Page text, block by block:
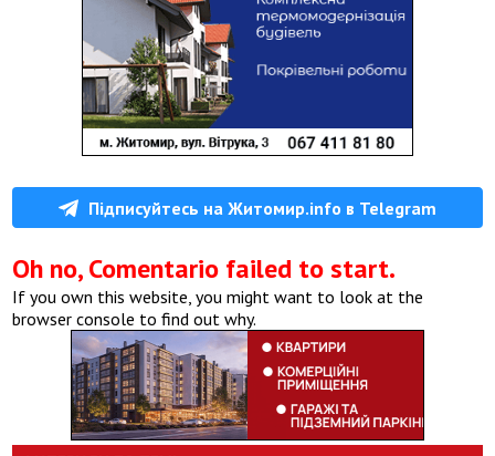
Підписуйтесь на Житомир.info в Telegram
Oh no, Comentario failed to start.
If you own this website, you might want to look at the
browser console to find out why.